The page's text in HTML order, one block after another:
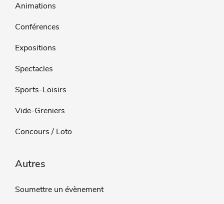
Animations
Conférences
Expositions
Spectacles
Sports-Loisirs
Vide-Greniers
Concours / Loto
Autres
Soumettre un évènement